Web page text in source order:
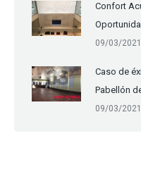
Confort
09/03/2021
Caso de
Pabellón
09/03/2021